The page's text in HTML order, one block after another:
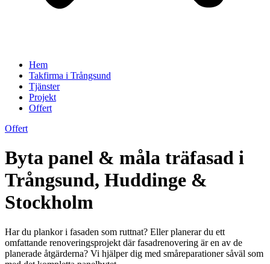
Hem
Takfirma i Trångsund
Tjänster
Projekt
Offert
Offert
Byta panel & måla träfasad i
Trångsund, Huddinge &
Stockholm
Har du plankor i fasaden som ruttnat? Eller planerar du ett
omfattande renoveringsprojekt där fasadrenovering är en av de
planerade åtgärderna? Vi hjälper dig med småreparationer såväl som